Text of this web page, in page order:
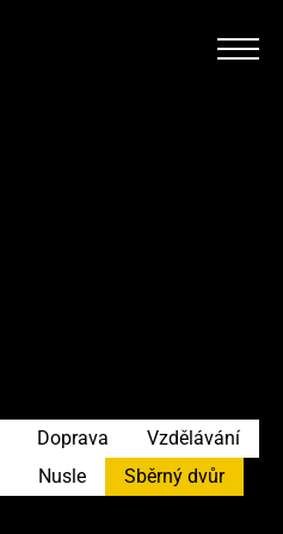
Doprava
Vzdělávání
Nusle Sběrný dvůr